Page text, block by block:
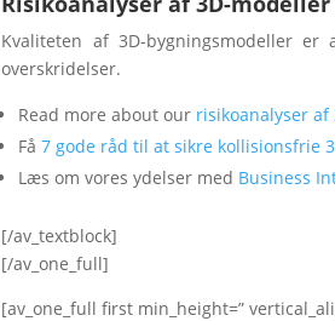
Kvaliteten af 3D-bygningsmodeller
overskridelser.
Read more about our risikoanalyser
Få7 gode råd til at sikre kollisionsfrie
Læs om vores ydelser med Business
[/av_textblock]
[/av_one_full]
[av_one_full first min_height=”